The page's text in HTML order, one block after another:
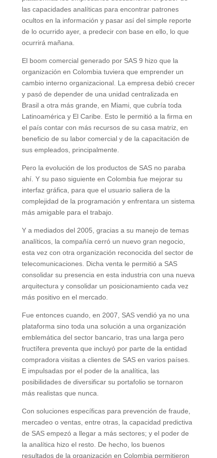
las capacidades analíticas para encontrar patrones
ocultos en la información y pasar así del simple reporte
de lo ocurrido ayer, a predecir con base en ello, lo que
ocurrirá mañana.
El boom comercial generado por SAS 9 hizo que la
organización en Colombia tuviera que emprender un
cambio interno organizacional. La empresa debió crecer
y pasó de depender de una unidad centralizada en
Brasil a otra más grande, en Miami, que cubría toda
Latinoamérica y El Caribe. Esto le permitió a la firma en
el país contar con más recursos de su casa matriz, en
beneficio de su labor comercial y de la capacitación de
sus empleados, principalmente.
Pero la evolución de los productos de SAS no paraba
ahí. Y su paso siguiente en Colombia fue mejorar su
interfaz gráfica, para que el usuario saliera de la
complejidad de la programación y enfrentara un sistema
más amigable para el trabajo.
Y a mediados del 2005, gracias a su manejo de temas
analíticos, la compañía cerró un nuevo gran negocio,
esta vez con otra organización reconocida del sector de
telecomunicaciones. Dicha venta le permitió a SAS
consolidar su presencia en esta industria con una nueva
arquitectura y consolidar un posicionamiento cada vez
más positivo en el mercado.
Fue entonces cuando, en 2007, SAS vendió ya no una
plataforma sino toda una solución a una organización
emblemática del sector bancario, tras una larga pero
fructífera preventa que incluyó por parte de la entidad
compradora visitas a clientes de SAS en varios países.
E impulsadas por el poder de la analítica, las
posibilidades de diversificar su portafolio se tornaron
más realistas que nunca.
Con soluciones específicas para prevención de fraude,
mercadeo o ventas, entre otras, la capacidad predictiva
de SAS empezó a llegar a más sectores; y el poder de
la analítica hizo el resto. De hecho, los buenos
resultados de la organización en Colombia permitieron